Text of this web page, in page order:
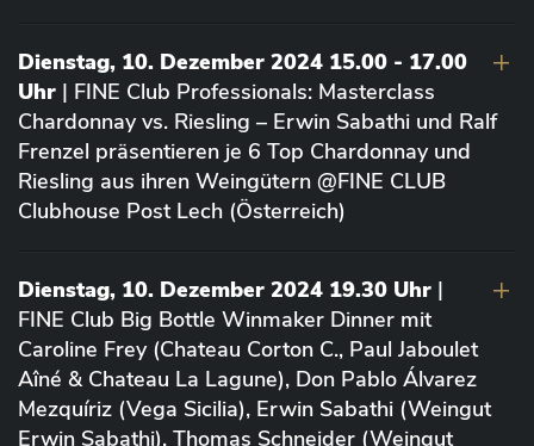
Dienstag, 10. Dezember 2024 15.00 - 17.00
Uhr | FINE Club Professionals: Masterclass
Chardonnay vs. Riesling – Erwin Sabathi und Ralf
Frenzel präsentieren je 6 Top Chardonnay und
Riesling aus ihren Weingütern @FINE CLUB
Clubhouse Post Lech (Österreich)
Dienstag, 10. Dezember 2024 19.30 Uhr |
FINE Club Big Bottle Winmaker Dinner mit
Caroline Frey (Chateau Corton C., Paul Jaboulet
Aîné & Chateau La Lagune), Don Pablo Álvarez
Mezquíriz (Vega Sicilia), Erwin Sabathi (Weingut
Erwin Sabathi), Thomas Schneider (Weingut